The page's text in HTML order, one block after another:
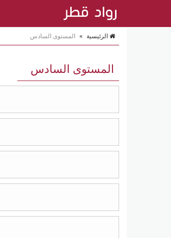
الرئيسية » المستوى السادس
المستوى السادس